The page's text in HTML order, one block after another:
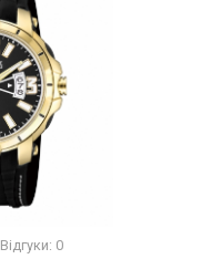
Відгуки: 0